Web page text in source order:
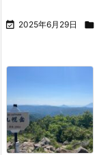
 2025年6月29日 